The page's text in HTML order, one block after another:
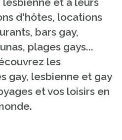
d'hôtes, locations
bars gay,
plages gays...
les
gay, lesbienne et gay
et vos loisirs en